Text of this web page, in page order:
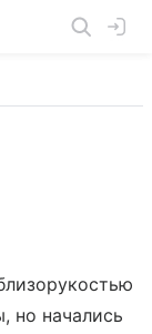
но начались